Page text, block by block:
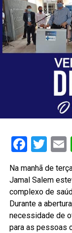
Na manhã de
Jamal Salem
complexo de
Durante a
necessidade de
para as pessoas